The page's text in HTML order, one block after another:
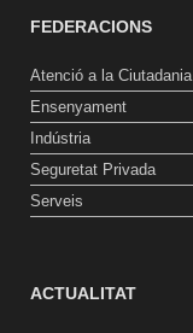
FEDERACIONS
Atenció a la Ciutadania
Ensenyament
Indústria
Seguretat Privada
Serveis
ACTUALITAT